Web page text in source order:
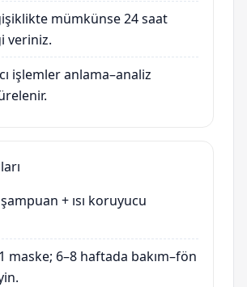
mümkünse 24 saat
veriniz.
işlemler anlama–analiz
+ ısı koruyucu
maske; 6–8 haftada bakım–fön